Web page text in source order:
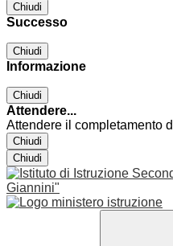
Chiudi
Successo
Chiudi
Informazione
Chiudi
Attendere...
Attendere il completamento
Chiudi
Chiudi